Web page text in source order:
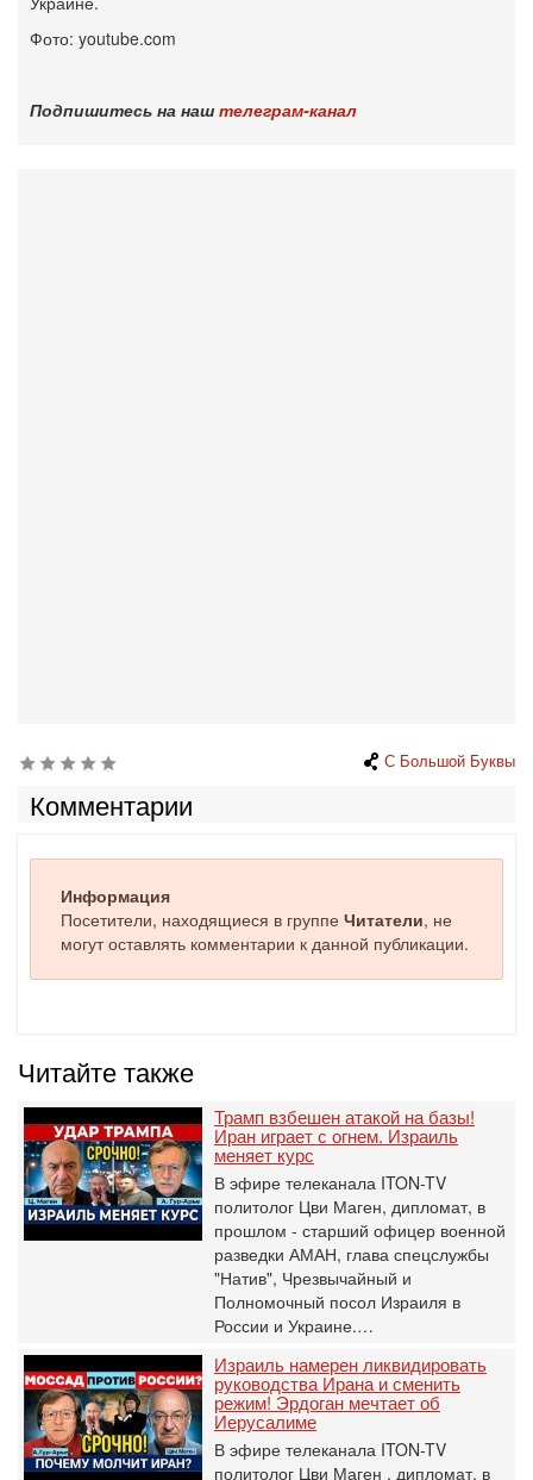
Фото: youtube.com
Подпишитесь на наш телеграм-канал
С Большой Буквы
Комментарии
Информация
Посетители, находящиеся в группе Читатели, не
могут оставлять комментарии к данной публикации.
Читайте также
Трамп взбешен атакой на базы!
Иран играет с огнем. Израиль
меняет курс
В эфире телеканала ITON-TV
политолог Цви Маген, дипломат, в
прошлом - старший офицер военной
разведки АМАН, глава спецслужбы
"Натив", ‎Чрезвычайный и
Полномочный посол Израиля в
России и Украине.…
Израиль намерен ликвидировать
руководства Ирана и сменить
режим! Эрдоган мечтает об
Иерусалиме
В эфире телеканала ITON-TV
политолог Цви Маген , дипломат, в